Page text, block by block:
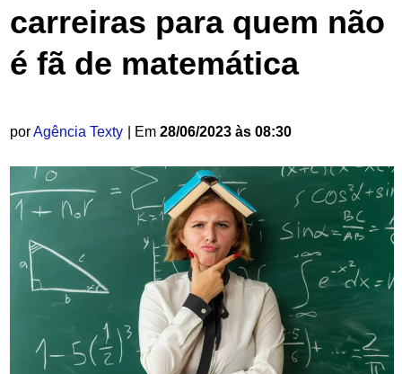
carreiras para quem não
é fã de matemática
porAgência Texty | Em 28/06/2023 às 08:30